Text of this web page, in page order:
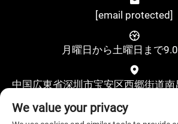
[email protected]
月曜日から土曜日まで
中国広東省深圳市宝安区西郷街道
We value your privacy